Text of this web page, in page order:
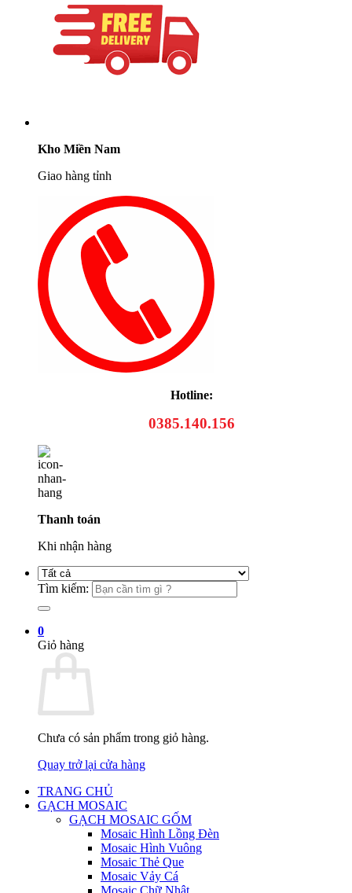
Kho Miền Nam
Giao hàng tỉnh
Hotline:
0385.140.156
Thanh toán
Khi nhận hàng
Tìm kiếm:
0
Giỏ hàng
Chưa có sản phẩm trong giỏ hàng.
Quay trở lại cửa hàng
TRANG CHỦ
GẠCH MOSAIC
GẠCH MOSAIC GỐM
Mosaic Hình Lồng Đèn
Mosaic Hình Vuông
Mosaic Thẻ Que
Mosaic Vảy Cá
Mosaic Chữ Nhật